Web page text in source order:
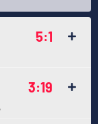
5:1
3:19